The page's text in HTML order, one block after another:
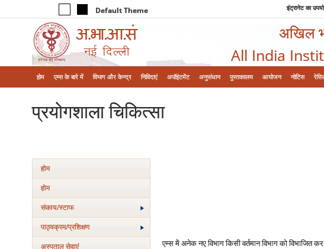
Default Theme इंट्रानेट का
अखिल
All India
होम एम्‍स के बारे में विभाग और केन्‍द्र निविदाएं अपॉइंटमेंट अनुसंधान पुस्तकालय आयोजन नोटिस
प्रयोगशाला चिकित्‍सा
होम
होम
संकाय/स्‍टाफ
पाठ्यक्रम/प्रशिक्षण
अस्‍पताल सेवाएं
एम्‍स में अनेक नए विभाग किसी वर्तमान विभाग को विभाजित